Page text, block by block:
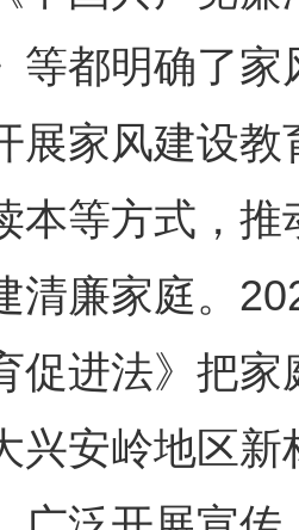
等都明确了
展家风建设
本等方式，
清廉家庭。
促进法》把家
兴安岭地区